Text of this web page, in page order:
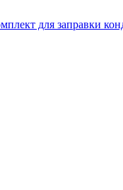
для заправки